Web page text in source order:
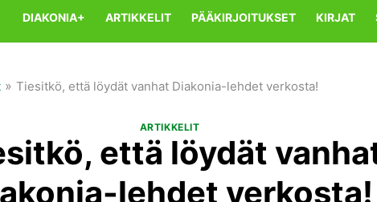
DIAKONIA+ ARTIKKELIT PÄÄKIRJOITUKSET KIRJAT
» Tiesitkö, että löydät vanhat Diakonia-lehdet verkosta!
ARTIKKELIT
että löydät
lehdet verkosta!